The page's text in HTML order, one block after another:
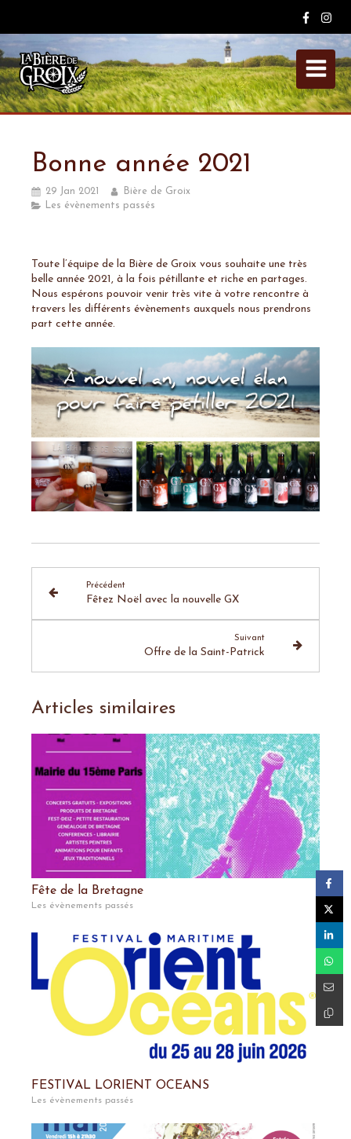
Bonne année 2021
29 Jan 2021
Bière de Groix
Les évènements passés
Toute l’équipe de la Bière de Groix vous souhaite une très
belle année 2021, à la fois pétillante et riche en partages.
Nous espérons pouvoir venir très vite à votre rencontre à
travers les différents évènements auxquels nous prendrons
part cette année.
Précédent
Fêtez Noël avec la nouvelle GX
Suivant
Offre de la Saint-Patrick
Articles similaires
Fête de la Bretagne
Les évènements passés
FESTIVAL LORIENT OCEANS
Les évènements passés